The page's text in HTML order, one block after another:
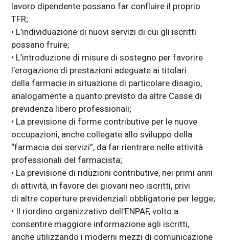
lavoro dipendente possano far confluire il proprio
TFR;
• L’individuazione di nuovi servizi di cui gli iscritti
possano fruire;
• L’introduzione di misure di sostegno per favorire
l’erogazione di prestazioni adeguate ai titolari
della farmacie in situazione di particolare disagio,
analogamente a quanto previsto da altre Casse di
previdenza libero professionali;
• La previsione di forme contributive per le nuove
occupazioni, anche collegate allo sviluppo della
“farmacia dei servizi”, da far rientrare nelle attività
professionali del farmacista;
• La previsione di riduzioni contributive, nei primi anni
di attività, in favore dei giovani neo iscritti, privi
di altre coperture previdenziali obbligatorie per legge;
• Il riordino organizzativo dell’ENPAF, volto a
consentire maggiore informazione agli iscritti,
anche utilizzando i moderni mezzi di comunicazione